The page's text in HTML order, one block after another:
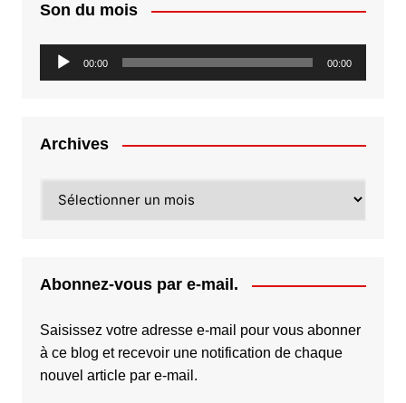
Son du mois
Lecteur
audio
00:00 00:00
Archives
Abonnez-vous par e-mail.
Saisissez votre adresse e-mail pour vous abonner
à ce blog et recevoir une notification de chaque
nouvel article par e-mail.